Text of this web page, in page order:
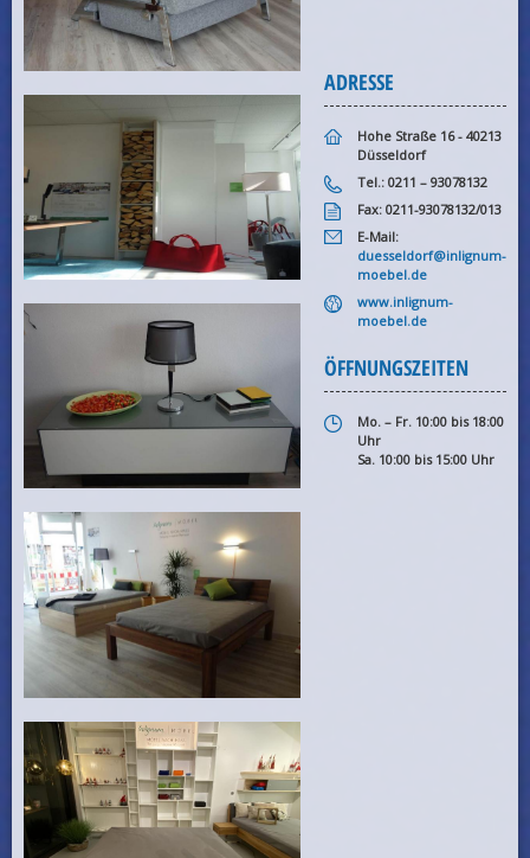
ADRESSE
Hohe Straße 16 - 40213
Düsseldorf
Tel.: 0211 – 93078132
Fax: 0211-93078132/013
E-Mail:
duesseldorf@inlignum-
moebel.de
www.inlignum-
moebel.de
ÖFFNUNGSZEITEN
Mo. – Fr. 10:00 bis 18:00
Uhr
Sa. 10:00 bis 15:00 Uhr